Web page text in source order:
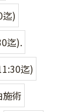
迄)
迄).
迄)
術